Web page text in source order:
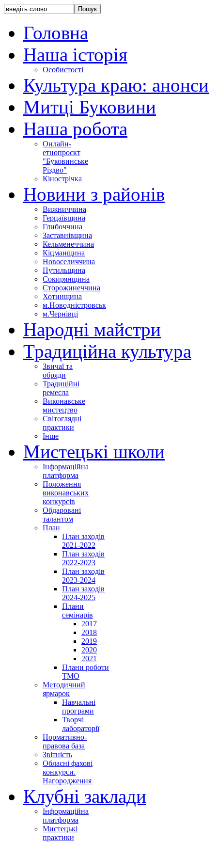
Головна
Наша історія
Особистості
Культура краю: анонси
Митці Буковини
Наша робота
Онлайн-
етнопроєкт
"Буковинське
Різдво"
Кінострічка
Новини з районів
Вижниччина
Герцаївщина
Глибоччина
Заставнівщина
Кельменеччина
Кіцманщина
Новоселиччина
Путильщина
Сокирянщина
Сторожинеччина
Хотинщина
м.Новодністровськ
м.Чернівці
Народні майстри
Традиційна культура
Звичаї та
обряди
Традиційні
ремесла
Виконавське
мистецтво
Світоглядні
практики
Інше
Мистецькі школи
Інформаційна
платформа
Положення
виконавських
конкурсів
Обдаровані
талантом
План
План заходів
2021-2022
План заходів
2022-2023
План заходів
2023-2024
План заходів
2024-2025
Плани
семінарів
2017
2018
2019
2020
2021
Плани роботи
ТМО
Методичний
ярмарок
Навчальні
програми
Творчі
лабораторії
Нормативно-
правова база
Звітність
Обласні фахові
конкурси.
Нагородження
Клубні заклади
Інформаційна
платформа
Мистецькі
практики